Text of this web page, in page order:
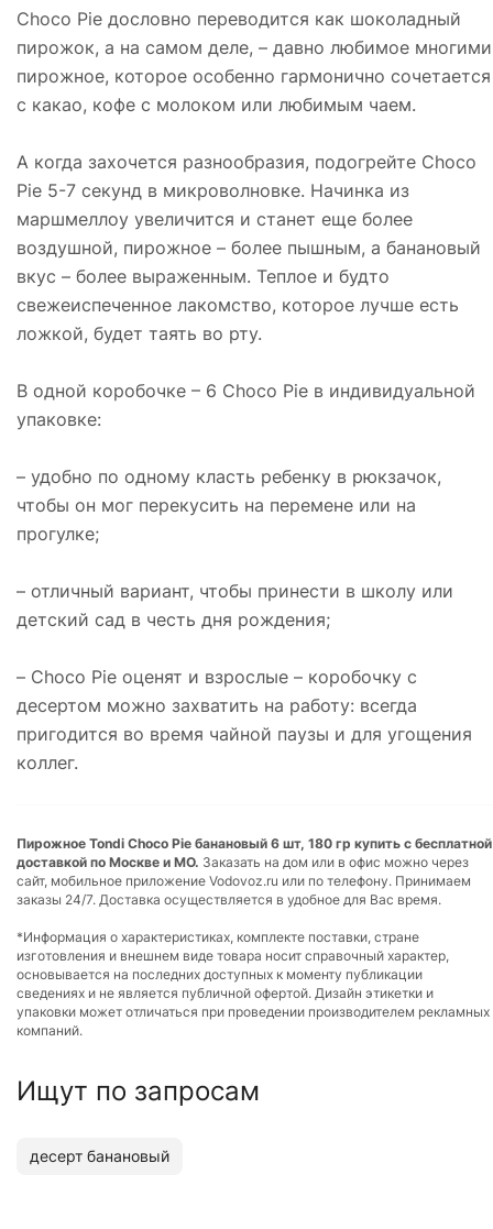
Choco Pie дословно переводится как шоколадный
пирожок, а на самом деле, – давно любимое многими
пирожное, которое особенно гармонично сочетается
с какао, кофе с молоком или любимым чаем.
А когда захочется разнообразия, подогрейте Choco
Pie 5-7 секунд в микроволновке. Начинка из
маршмеллоу увеличится и станет еще более
воздушной, пирожное – более пышным, а банановый
вкус – более выраженным. Теплое и будто
свежеиспеченное лакомство, которое лучше есть
ложкой, будет таять во рту.
В одной коробочке – 6 Choco Pie в индивидуальной
упаковке:
– удобно по одному класть ребенку в рюкзачок,
чтобы он мог перекусить на перемене или на
прогулке;
– отличный вариант, чтобы принести в школу или
детский сад в честь дня рождения;
– Choco Pie оценят и взрослые – коробочку с
десертом можно захватить на работу: всегда
пригодится во время чайной паузы и для угощения
коллег.
Пирожное Tondi Choco Pie банановый 6 шт, 180 гр купить с бесплатной
доставкой по Москве и МО. Заказать на дом или в офис можно через
сайт, мобильное приложение Vodovoz.ru или по телефону. Принимаем
заказы 24/7. Доставка осуществляется в удобное для Вас время.
*Информация о характеристиках, комплекте поставки, стране
изготовления и внешнем виде товара носит справочный характер,
основывается на последних доступных к моменту публикации
сведениях и не является публичной офертой. Дизайн этикетки и
упаковки может отличаться при проведении производителем рекламных
компаний.
Ищут по запросам
десерт банановый